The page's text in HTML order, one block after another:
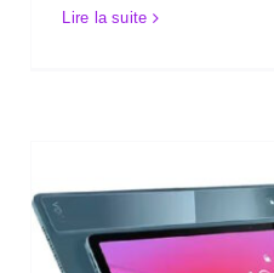
Lire la suite